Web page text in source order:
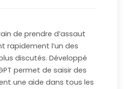
de prendre d’assaut
rapidement l’un des
discutés. Développé
permet de saisir des
une aide dans tous les